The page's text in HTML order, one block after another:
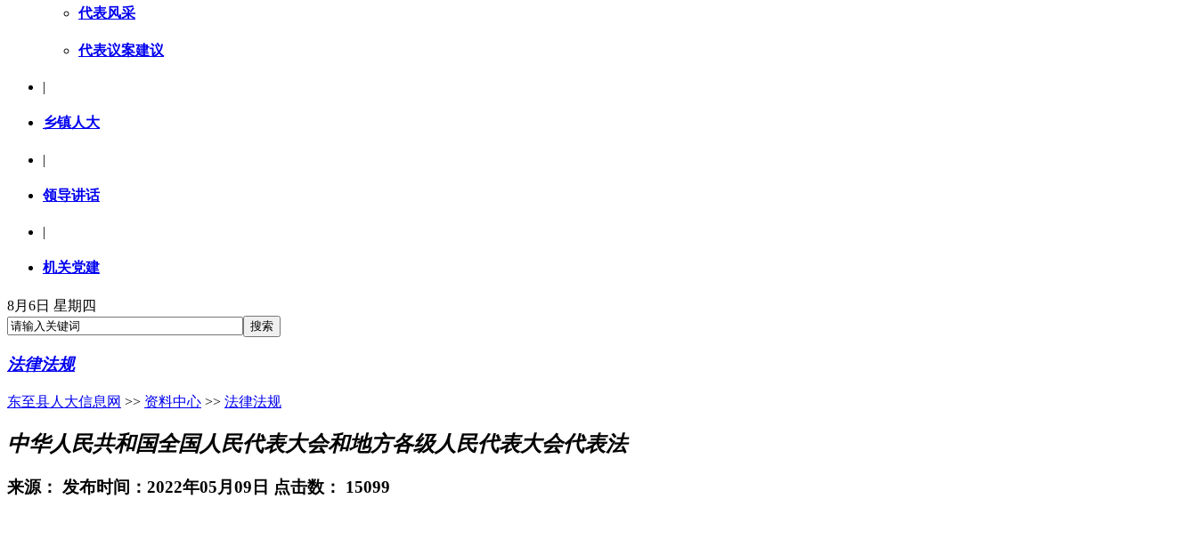
代表风采
代表议案建议
|
乡镇人大
|
领导讲话
|
机关党建
8月6日 星期四
法律法规
东至县人大信息网 >> 资料中心 >> 法律法规
中华人民共和国全国人民代表大会和地方各级人民代表大会代表法
来源： 发布时间：2022年05月09日 点击数： 15099